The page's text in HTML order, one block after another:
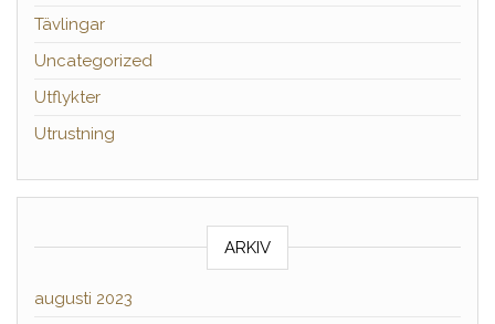
Tävlingar
Uncategorized
Utflykter
Utrustning
ARKIV
augusti 2023